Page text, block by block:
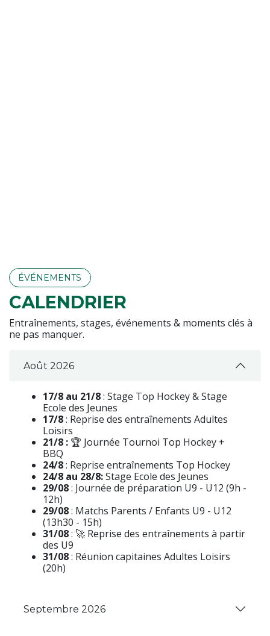
ÉVÉNEM​​​​ENTS
CALENDRIER
Entraînements, stages, événements & moments clés à
ne pas manquer.
Août 2026
17/8 au 21/8: Stage Top Hockey & Stage
Ecole des Jeunes
17/8: Reprise des entraînements Adultes
Loisirs
21/8 : 🏆 Journée Tournoi Top Hockey +
BBQ
24/8: Reprise entraînements Top Hockey
24/8 au 28/8:Stage Ecole des Jeunes
29/08: Journée de préparation U9 - U12 (9h -
12h)
29/08: Matchs Parents / Enfants U9 - U12
(13h30 - 15h)
31/08: 🚀 Reprise des entraînements à partir
des U9
31/08: Réunion capitaines Adultes Loisirs
(20h)
Septembre 2026